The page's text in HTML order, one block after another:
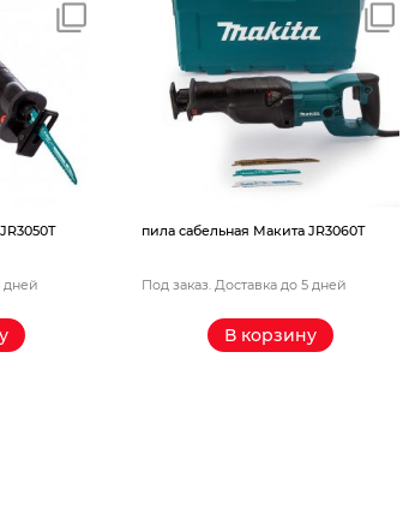
дней
пила сабельная Макита JR3060T
Под заказ. Доставка до 5 дней
В корзину